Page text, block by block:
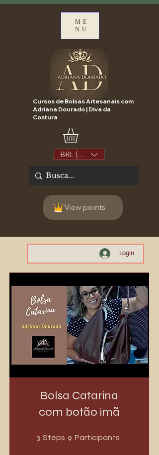
ME
NU
Cursos de Bolsas Artesanais com
Adriana Dourado | Diva da
Costura
BRL (R$)
View points
Login
Bolsa Catarina
com botão imã
3 Steps 3 Steps
9 Participants